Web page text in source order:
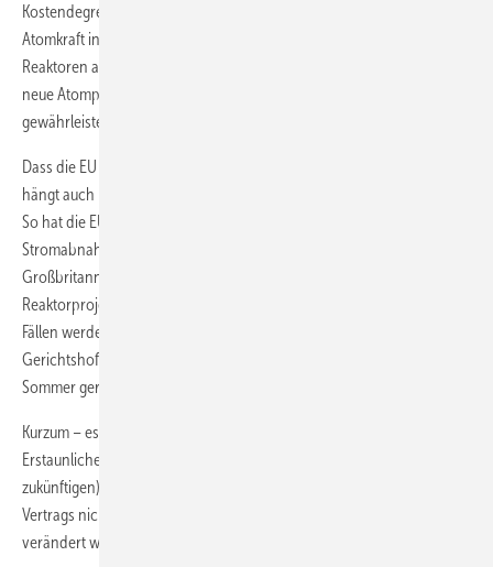
Kostendegression Investitionen in die Hochrisikotechnologie
Atomkraft infrage, deren Kosten stetig steigen, seit die ersten
Reaktoren ans Netz gingen. Es ist mittlerweile offensichtlich, dass
neue Atomprojekte nur dort stattfinden, wo massive staatliche Hilfe
gewährleistet wird.
Dass die EU dies aufgrund ihrer Wett­bewerbsregeln nicht unterbindet,
hängt auch mit der Zielbestimmung des Euratom-Vertrags zusammen.
So hat die EU-Kommission nicht nur die großzügigen
Stromabnahmepreise für das EDF Projekt Hinkley Point in
Großbritannien durchgewinkt, sondern auch beim russischen
Reaktor­projekt Paks II in Ungarn die Augen zugedrückt. In beiden
Fällen werden diese Entscheidungen vor dem Europäischen
Gerichtshof verhandelt. Für Hinkley wird mit einem Urteil vor dem
Sommer gerechnet.
Kurzum – es ist höchste Zeit, den Euratom-­Vertrag zu reformieren.
Erstaunlicherweise ist im Koalitionsvertrag der (wahrscheinlich
zukünftigen) Bundesregierung vermerkt, dass das Ziel des Euratom-
Vertrags nicht den Herausforderungen der Zukunft entspricht und
verändert werden soll.